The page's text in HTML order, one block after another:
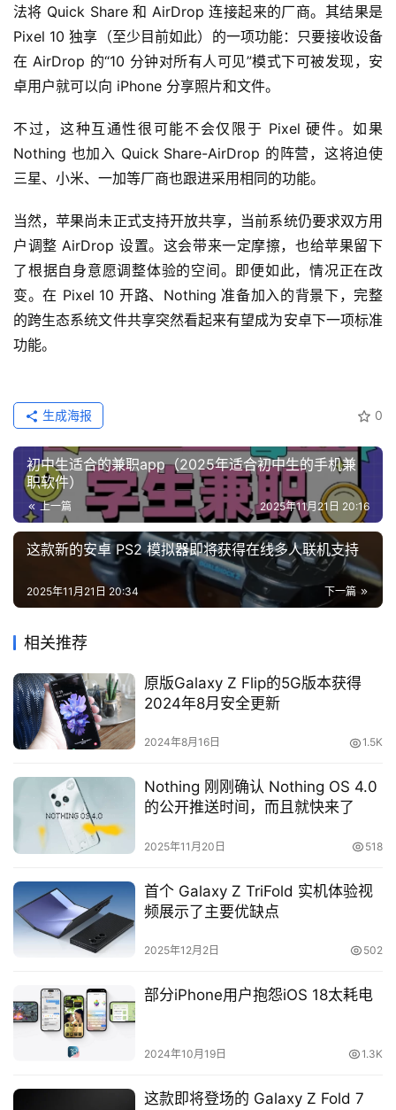
法将 Quick Share 和 AirDrop 连接起来的厂商。其结果是
Pixel 10 独享（至少目前如此）的一项功能：只要接收设备
在 AirDrop 的“10 分钟对所有人可见”模式下可被发现，安
卓用户就可以向 iPhone 分享照片和文件。
不过，这种互通性很可能不会仅限于 Pixel 硬件。如果
Nothing 也加入 Quick Share-AirDrop 的阵营，这将迫使
三星、小米、一加等厂商也跟进采用相同的功能。
当然，苹果尚未正式支持开放共享，当前系统仍要求双方用
户调整 AirDrop 设置。这会带来一定摩擦，也给苹果留下
了根据自身意愿调整体验的空间。即便如此，情况正在改
变。在 Pixel 10 开路、Nothing 准备加入的背景下，完整
的跨生态系统文件共享突然看起来有望成为安卓下一项标准
功能。
0
生成海报
初中生适合的兼职app（2025年适合初中生的手机兼
职软件）
上一篇 2025年11月21日 20:16
这款新的安卓 PS2 模拟器即将获得在线多人联机支持
下一篇
2025年11月21日 20:34
相关推荐
原版Galaxy Z Flip的5G版本获得
2024年8月安全更新
2024年8月16日 1.5K
Nothing 刚刚确认 Nothing OS 4.0
的公开推送时间，而且就快来了
2025年11月20日 518
首个 Galaxy Z TriFold 实机体验视
频展示了主要优缺点
2025年12月2日 502
部分iPhone用户抱怨iOS 18太耗电
2024年10月19日 1.3K
这款即将登场的 Galaxy Z Fold 7